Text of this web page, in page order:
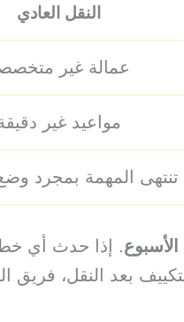
النقل العادي
عمالة غير
مواعيد غير
تنتهى المهمة بمجرد
. إذا حدث أي
بعد النقل، فريق